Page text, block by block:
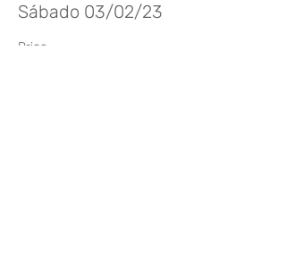
Sábado 03/02/23
Price